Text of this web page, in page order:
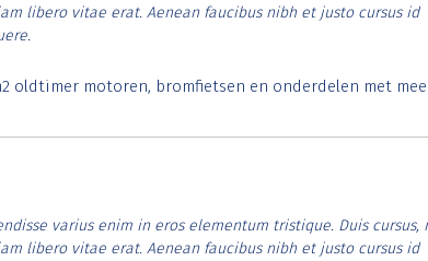
libero vitae erat. Aenean faucibus nibh et justo cursus id
oldtimer motoren, bromfietsen en onderdelen met
varius enim in eros elementum tristique. Duis cursus,
libero vitae erat. Aenean faucibus nibh et justo cursus id